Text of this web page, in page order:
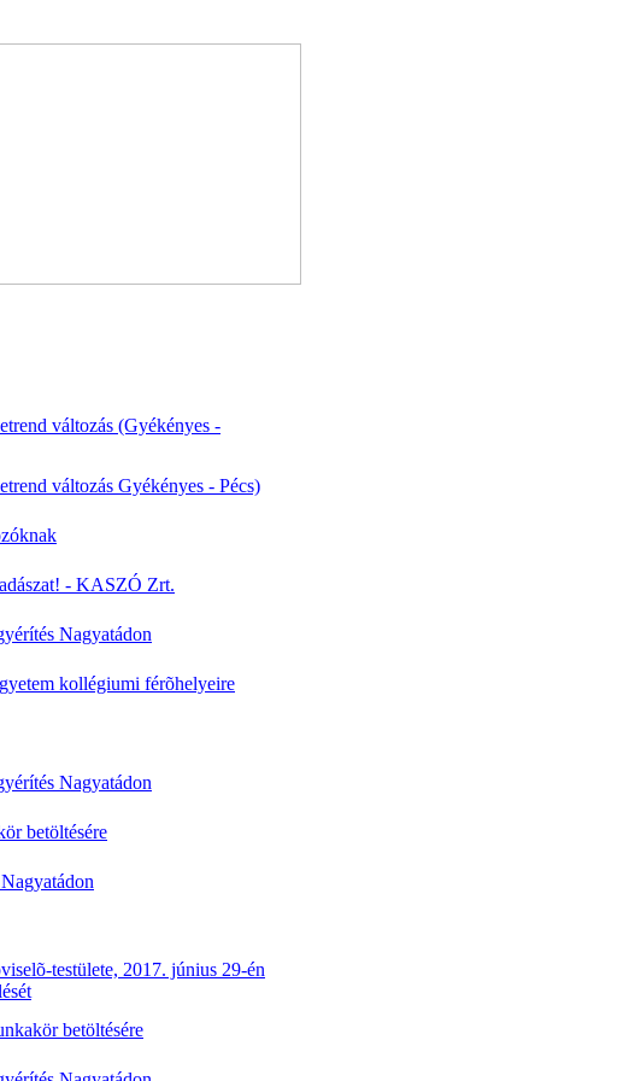
változás (Gyékényes -
változás Gyékényes - Pécs)
- KASZÓ Zrt.
Nagyatádon
kollégiumi férõhelyeire
Nagyatádon
betöltésére
testülete, 2017. június 29-én
betöltésére